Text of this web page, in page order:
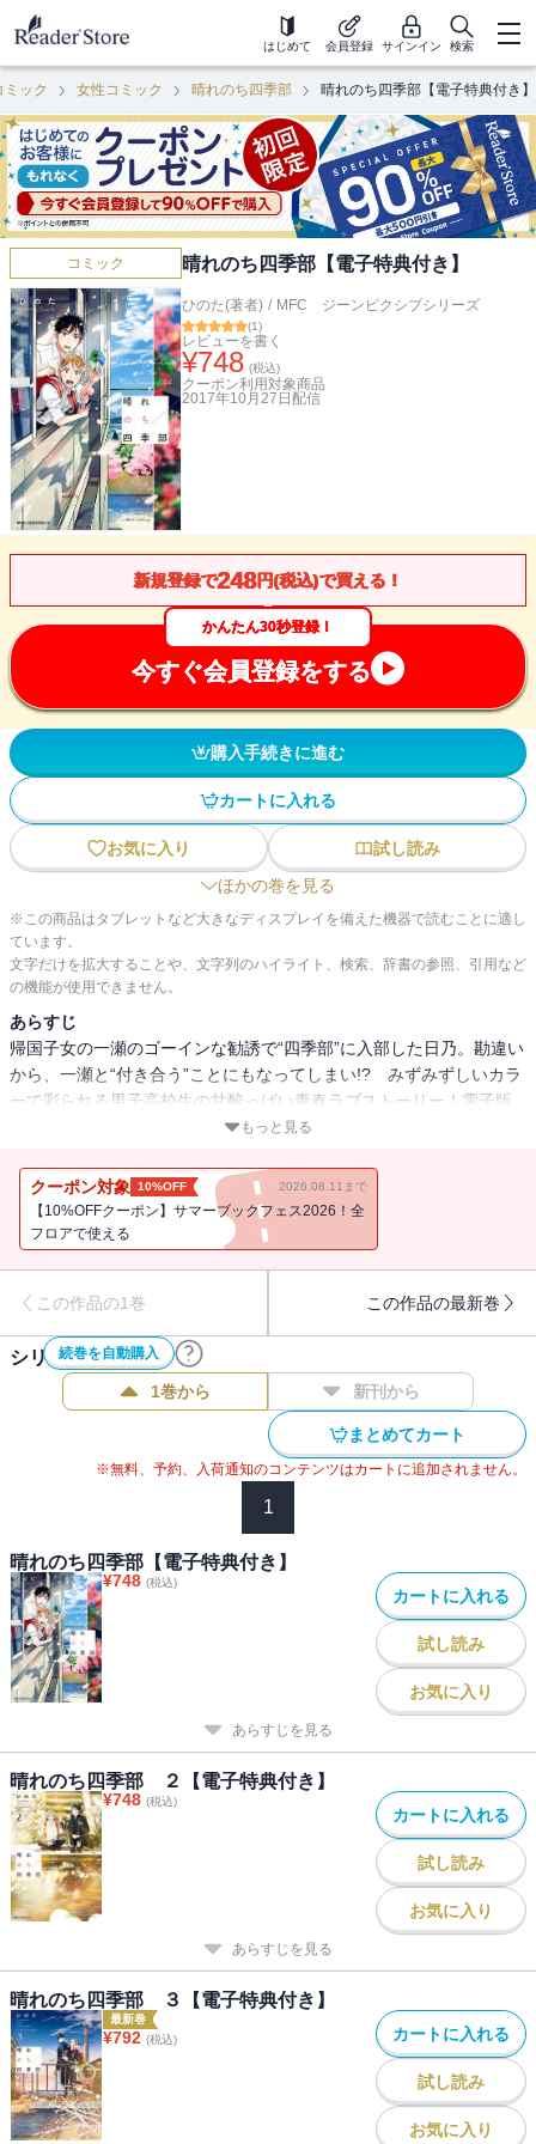
はじめて 会員登録 サインイン 検索
ミック 女性コミック 晴れのち四季部 晴れのち四季部【電子特典付き】
コミック 晴れのち四季部【電子特典付き】
ひのた(著者) / MFC ジーンピクシブシリーズ
(1)
レビューを書く
¥748 (税込)
クーポン利用対象商品
2017年10月27日 配信
新規登録で248円(税込)で買える！
かんたん30秒登録！
今すぐ会員登録をする
購入手続きに進む
カートに入れる
お気に入り
試し読み
ほかの巻を見る
※この商品はタブレットなど大きなディスプレイを備えた機器で読むことに適し
ています。
文字だけを拡大することや、文字列のハイライト、検索、辞書の参照、引用など
の機能が使用できません。
あらすじ
帰国子女の一瀬のゴーインな勧誘で“四季部”に入部した日乃。勘違い
から、一瀬と“付き合う”ことにもなってしまい!? みずみずしいカラ
ーで彩られる男子高校生の甘酸っぱい青春ラブストーリー！電子版
の特典として、描きおろしカラーマンガ1P付き！
もっと見る
クーポン対象 10%OFF 2026.08.11まで
【10%OFFクーポン】サマーブックフェス2026！全
フロアで使える
この作品の1巻 この作品の最新巻
続巻を自動購入
シリーズ作品(3件)
1巻から 新刊から
まとめてカート
※無料、予約、入荷通知のコンテンツはカートに追加されません。
1
晴れのち四季部【電子特典付き】
¥748 (税込)
カートに入れる
試し読み
お気に入り
あらすじを見る
晴れのち四季部 ２【電子特典付き】
¥748 (税込)
カートに入れる
試し読み
お気に入り
あらすじを見る
晴れのち四季部 ３【電子特典付き】
最新巻
¥792 (税込) カートに入れる
試し読み
お気に入り